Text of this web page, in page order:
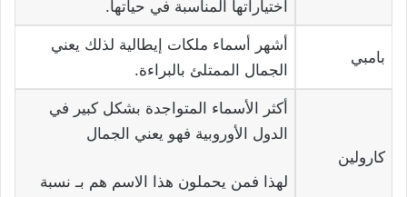
اختياراتها المناسبة في حياتها.
بامبي
أشهر أسماء ملكات إيطالية لذلك يعني
الجمال الممتلئ بالبراءة.
كارولين
أكثر الأسماء المتواجدة بشكل كبير في
الدول الأوروبية فهو يعني الجمال
لهذا فمن يحملون هذا الاسم هم بـ نسبة